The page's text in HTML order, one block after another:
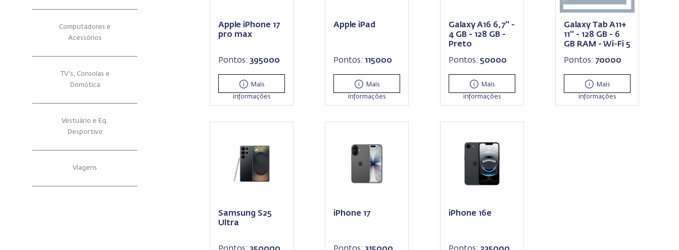
Computadores e
Acessórios
TV's, Consolas e
Domótica
Vestuário e Eq.
Desportivo
Viagens
Apple iPhone 17
pro max
Pontos: 395000
Mais
informações
Apple iPad
Pontos: 115000
Mais
informações
Galaxy A16 6,7'' -
4 GB - 128 GB -
Preto
Pontos: 50000
Mais
informações
Galaxy Tab A11+
11'' - 128 GB - 6
GB RAM - Wi-Fi 5
Pontos: 70000
Mais
informações
Samsung S25
Ultra
iPhone 17 iPhone 16e